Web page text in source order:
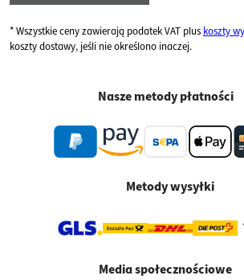
* Wszystkie ceny zawierają podatek VAT plus koszty
koszty dostawy, jeśli nie określono inaczej.
Nasze metody płatności
Metody wysyłki
Media społecznościowe